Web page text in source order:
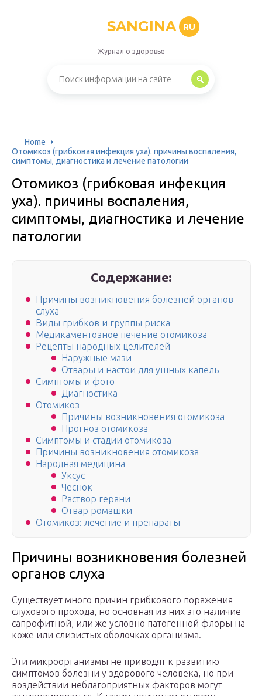
SANGINA RU
Журнал о здоровье
Home
Отомикоз (грибковая инфекция уха). причины воспаления,
симптомы, диагностика и лечение патологии
Отомикоз (грибковая инфекция
уха). причины воспаления,
симптомы, диагностика и лечение
патологии
Содержание:
Причины возникновения болезней органов
слуха
Виды грибков и группы риска
Медикаментозное печение отомикоза
Рецепты народных целителей
Наружные мази
Отвары и настои для ушных капель
Симптомы и фото
Диагностика
Отомикоз
Причины возникновения отомикоза
Прогноз отомикоза
Симптомы и стадии отомикоза
Причины возникновения отомикоза
Народная медицина
Уксус
Чеснок
Раствор герани
Отвар ромашки
Отомикоз: лечение и препараты
Причины возникновения болезней
органов слуха
Существует много причин грибкового поражения
слухового прохода, но основная из них это наличие
сапрофитной, или же условно патогенной флоры на
коже или слизистых оболочках организма.
Эти микроорганизмы не приводят к развитию
симптомов болезни у здорового человека, но при
воздействии неблагоприятных факторов могут